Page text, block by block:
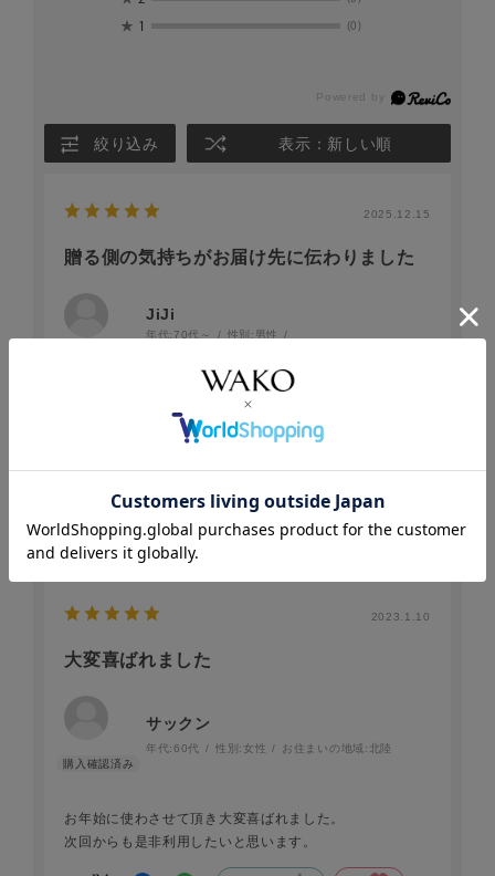
★ 1 (0)
絞り込み 表示：新しい順
2025.12.15
贈る側の気持ちがお届け先に伝わりました
JiJi
年代: 70代～ 性別: 男性
お世話になった取引先への贈答に銀座和光のミルクジャム
（2種）を使いました。
参考になった 1 Like!
2023.1.10
大変喜ばれました
サックン
年代:60代 性別:女性 お住まいの地域: 北陸
お年始に使わさせて頂き大変喜ばれました。
次回からも是非利用したいと思います。